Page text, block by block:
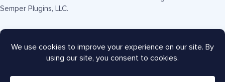
Semper Plugins, LLC.
Termos de Serviço
Mapa do site
Cupom AIOSEO